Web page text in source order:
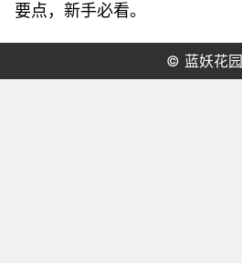
要点，新手必看。
© 蓝妖花园